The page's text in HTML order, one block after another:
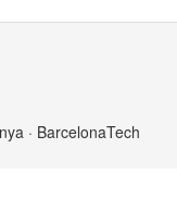
· BarcelonaTech